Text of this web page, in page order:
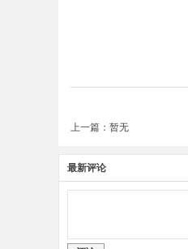
上一篇：暂无
最新评论